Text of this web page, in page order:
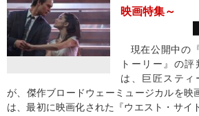
映画特集～
現在公開中の
トーリー』の
は、巨匠スティ
が、傑作ブロードウェーミュージカルを映
は、最初に映画化された『ウエスト・サイ